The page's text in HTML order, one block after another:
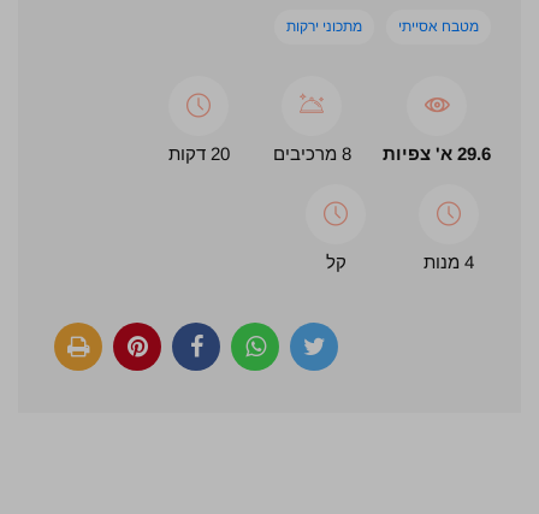
מטבח אסייתי מתכוני ירקות
29.6 א' צפיות 8 מרכיבים 20 דקות
4 מנות קל